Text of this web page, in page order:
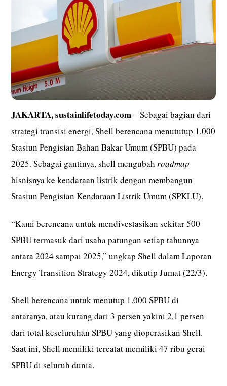
JAKARTA, sustainlifetoday.com– Sebagai bagian dari
strategi transisi energi, Shell berencana menututup 1.000
Stasiun Pengisian Bahan Bakar Umum (SPBU) pada
2025. Sebagai gantinya, shell mengubahroadmap
bisnisnya ke kendaraan listrik dengan membangun
Stasiun Pengisian Kendaraan Listrik Umum (SPKLU).
“Kami berencana untuk mendivestasikan sekitar 500
SPBU termasuk dari usaha patungan setiap tahunnya
antara 2024 sampai 2025,” ungkap Shell dalam Laporan
Energy Transition Strategy 2024, dikutip Jumat (22/3).
Shell berencana untuk menutup 1.000 SPBU di
antaranya, atau kurang dari 3 persen yakini 2,1 persen
dari total keseluruhan SPBU yang dioperasikan Shell.
Saat ini, Shell memiliki tercatat memiliki 47 ribu gerai
SPBU di seluruh dunia.